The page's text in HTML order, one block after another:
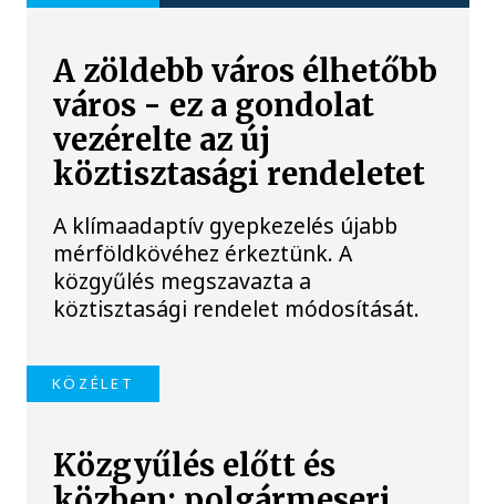
A zöldebb város élhetőbb
város - ez a gondolat
vezérelte az új
köztisztasági rendeletet
A klímaadaptív gyepkezelés újabb
mérföldkövéhez érkeztünk. A
közgyűlés megszavazta a
köztisztasági rendelet módosítását.
KÖZÉLET
Közgyűlés előtt és